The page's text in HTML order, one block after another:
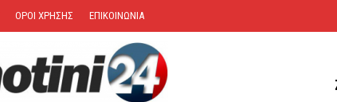
ΟΡΟΙ ΧΡΗΣΗΣ ΕΠΙΚΟΙΝΩΝΙΑ